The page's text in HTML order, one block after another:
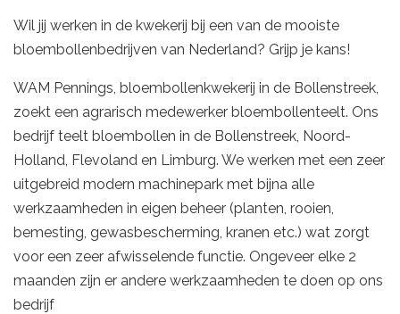
Wil jij werken in de kwekerij bij een van de mooiste
bloembollenbedrijven van Nederland? Grijp je kans!
WAM Pennings, bloembollenkwekerij in de Bollenstreek,
zoekt een agrarisch medewerker bloembollenteelt. Ons
bedrijf teelt bloembollen in de Bollenstreek, Noord-
Holland, Flevoland en Limburg. We werken met een zeer
uitgebreid modern machinepark met bijna alle
werkzaamheden in eigen beheer (planten, rooien,
bemesting, gewasbescherming, kranen etc.) wat zorgt
voor een zeer afwisselende functie. Ongeveer elke 2
maanden zijn er andere werkzaamheden te doen op ons
bedrijf